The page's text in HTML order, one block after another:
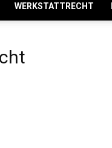
WERKSTATTRECHT